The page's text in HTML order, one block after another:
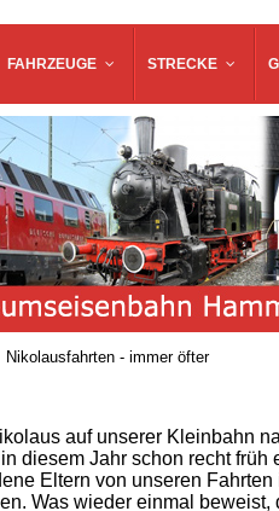
FAHRZEUGE STRECKE
Nikolausfahrten - immer öfter
auf unserer Kleinbahn
diesem Jahr schon recht
Eltern von unseren
Was wieder einmal